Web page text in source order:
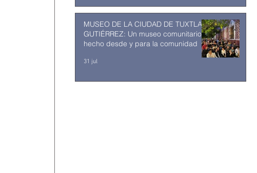
MUSEO DE LA CIUDAD DE TUXTLA
GUTIÉRREZ: Un museo comunitario
hecho desde y para la comunidad
31 jul